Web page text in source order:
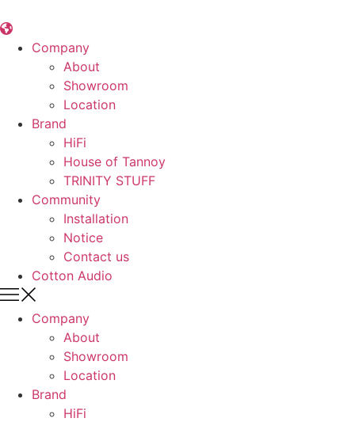
텐
Company
About
Showroom
Location
Brand
HiFi
House of Tannoy
TRINITY STUFF
Community
Installation
Notice
Contact us
Cotton Audio
Company
About
Showroom
Location
Brand
HiFi